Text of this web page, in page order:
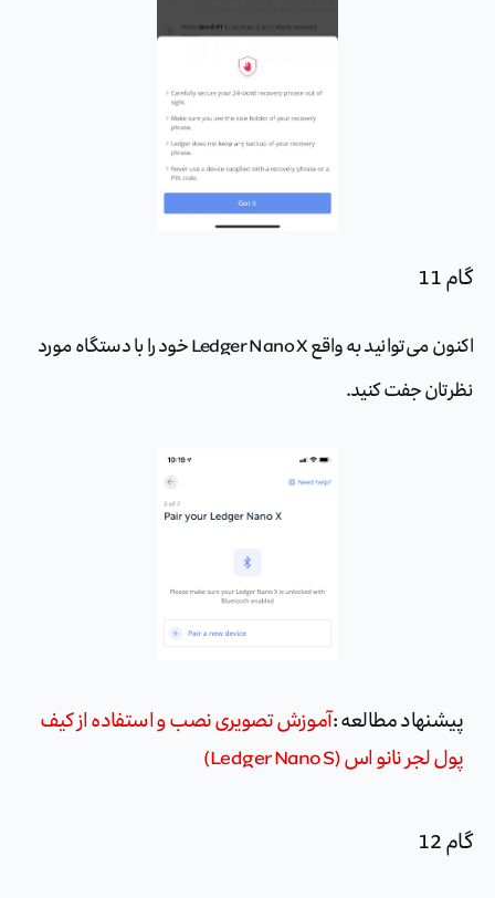
گام 11
اکنون می‌توانید به واقع Ledger Nano X خود را با دستگاه مورد
نظرتان جفت کنید.
پیشنهاد مطالعه :آموزش تصویری نصب و استفاده از کیف
پول لجر نانو اس (Ledger Nano S)
گام 12